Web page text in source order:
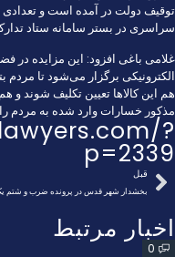
توقیف دولت در آمده است و تعدادی
سراسری در بستر سامانه ستاد
غلامی باغی افزود: این مزایده در
الکترونیکی برگزار می‌شود تا مردم
هم این کالا‌ها تعیین تکلیف شوند و
مذکور خسارات وارد شده به مردم را
?
p=2339
قبل
اخبار مرتبط
0